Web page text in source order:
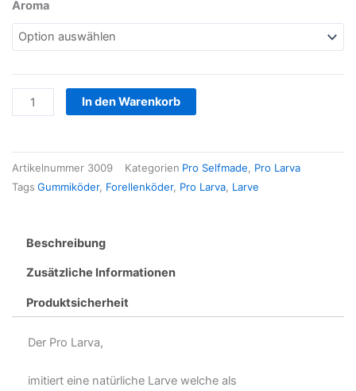
Aroma
Pro
Larva
Bienenmade
In den Warenkorb
Artikelnummer 3009 Kategorien Pro Selfmade
Pro Larva
Tags Gummiköder, Forellenköder, Pro Larva Larve
Beschreibung
Zusätzliche Informationen
Produktsicherheit
Der Pro Larva,
imitiert eine natürliche Larve welche als